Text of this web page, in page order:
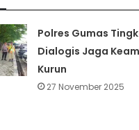
Polres Gumas
Dialogis Jaga
Kurun
27 November 2025